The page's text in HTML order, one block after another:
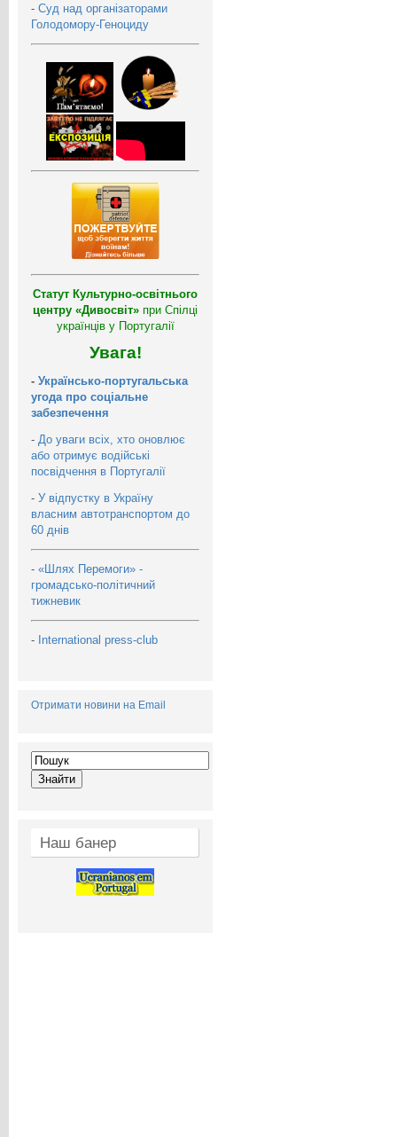
- Суд над організаторами
Голодомору-Геноциду
Статут Культурно-освітнього
центру «Дивосвіт» при Спілці
українців у Португалії
Увага!
- Українсько-португальська
угода про соціальне
забезпечення
- До уваги всіх, хто оновлює
або отримує водійські
посвідчення в Португалії
- У відпустку в Україну
власним автотранспортом до
60 днів
- «Шлях Перемоги» -
громадсько-політичний
тижневик
- International press-club
Отримати новини на Email
Наш банер